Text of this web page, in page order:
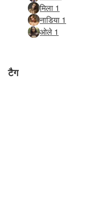
मिला 1
नाडिया 1
ओले 1
टैग